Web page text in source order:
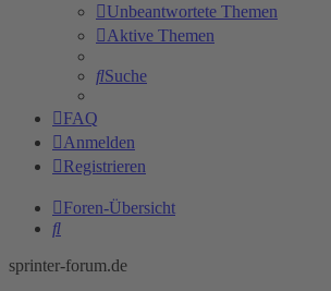
Unbeantwortete Themen
Aktive Themen
Suche
FAQ
Anmelden
Registrieren
Foren-Übersicht
Suche
sprinter-forum.de